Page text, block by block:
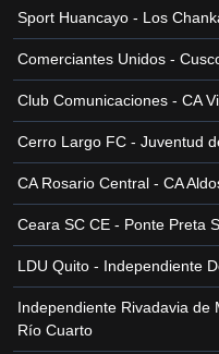
Sport Huancayo - Los
Comerciantes Unidos -
Club Comunicaciones - CA
Cerro Largo FC - Juventud
CA Rosario Central - CA
Ceara SC CE - Ponte Preta
LDU Quito - Independiente
Independiente Rivadavia de
Río Cuarto